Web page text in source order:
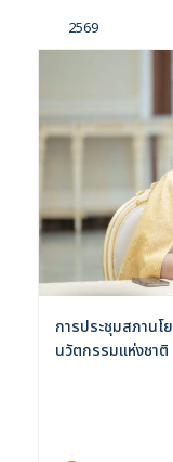
2569
การประชุมสภาน
นวัตกรรมแห่งชา